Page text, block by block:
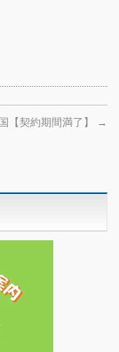
【契約期間満了】 →